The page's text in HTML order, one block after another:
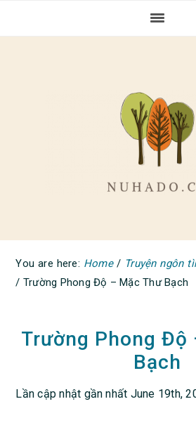
You are here: Home / Truyện ngôn
/ Trường Phong Độ – Mặc Thư Bạch
Trường Phong Độ
Bạch
Lần cập nhật gần nhất June 19th,